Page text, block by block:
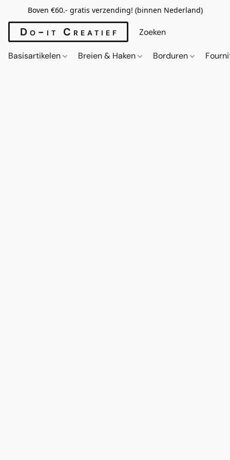
Boven €60.- gratis verzending! (binnen Nederland)
Do-it Creatief
Basisartikelen Breien & Haken Borduren